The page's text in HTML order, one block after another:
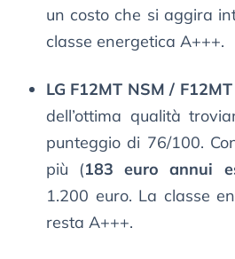
un costo che si aggira
classe energetica A+++.
LG F12MT NSM /
dell’ottima qualità
punteggio di 76/100.
più (183 euro annui
1.200 euro. La classe
resta A+++.